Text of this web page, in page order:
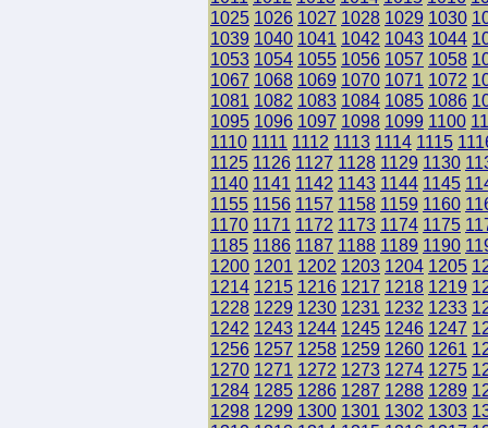
1025 1026 1027 1028 1029 1030
1039 1040 1041 1042 1043 1044
1053 1054 1055 1056 1057 1058
1067 1068 1069 1070 1071 1072
1081 1082 1083 1084 1085 1086
1095 1096 1097 1098 1099 1100
1110 1111 1112 1113 1114 1115
1125 1126 1127 1128 1129 1130
1140 1141 1142 1143 1144 1145
1155 1156 1157 1158 1159 1160
1170 1171 1172 1173 1174 1175
1185 1186 1187 1188 1189 1190
1200 1201 1202 1203 1204 1205
1214 1215 1216 1217 1218 1219
1228 1229 1230 1231 1232 1233
1242 1243 1244 1245 1246 1247
1256 1257 1258 1259 1260 1261
1270 1271 1272 1273 1274 1275
1284 1285 1286 1287 1288 1289
1298 1299 1300 1301 1302 1303